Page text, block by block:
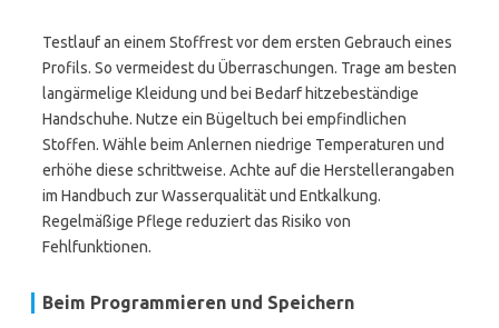
Testlauf an einem Stoffrest vor dem ersten Gebrauch eines
Profils. So vermeidest du Überraschungen. Trage am besten
langärmelige Kleidung und bei Bedarf hitzebeständige
Handschuhe. Nutze ein Bügeltuch bei empfindlichen
Stoffen. Wähle beim Anlernen niedrige Temperaturen und
erhöhe diese schrittweise. Achte auf die Herstellerangaben
im Handbuch zur Wasserqualität und Entkalkung.
Regelmäßige Pflege reduziert das Risiko von
Fehlfunktionen.
Beim Programmieren und Speichern